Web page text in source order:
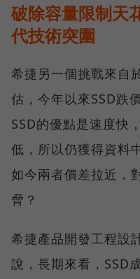
破除容量限制天
代技術突圍
希捷另一個挑戰來自
估，今年以來SSD跌
SSD的優點是速度快
低，所以仍獲得資料
如今兩者價差拉近，
脅？
希捷產品開發工程設
說，長期來看，SSD